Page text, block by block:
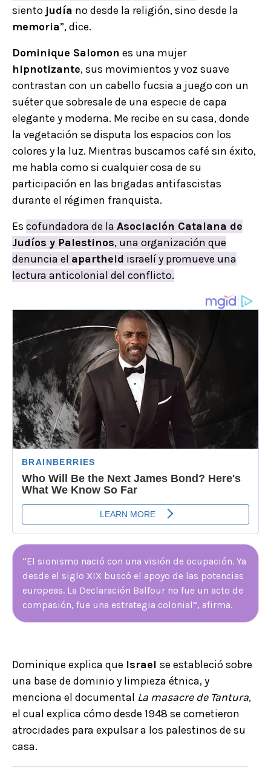
siento judía no desde la religión, sino desde la
memoria”, dice.
Dominique Salomon es una mujer
hipnotizante, sus movimientos y voz suave
contrastan con un cabello fucsia a juego con un
suéter que sobresale de una especie de capa
elegante y moderna. Me recibe en su casa, donde
la vegetación se disputa los espacios con los
colores y la luz. Mientras buscamos café sin éxito,
me habla como si cualquier cosa de su
participación en las brigadas antifascistas
durante el régimen franquista.
Es cofundadora de la Asociación Catalana de
Judíos y Palestinos, una organización que
denuncia el apartheid israelí y promueve una
lectura anticolonial del conflicto.
“El sionismo nació con una visión de ocupación. Ya
desde el siglo XIX buscó el apoyo de las potencias
europeas. La Declaración Balfour no fue un acto de
compasión, fue una estrategia colonial”, afirma.
Dominique explica que Israel se estableció sobre
una base de dominio y limpieza étnica, y
menciona el documental La masacre de Tantura,
el cual explica cómo desde 1948 se cometieron
atrocidades para expulsar a los palestinos de su
casa.